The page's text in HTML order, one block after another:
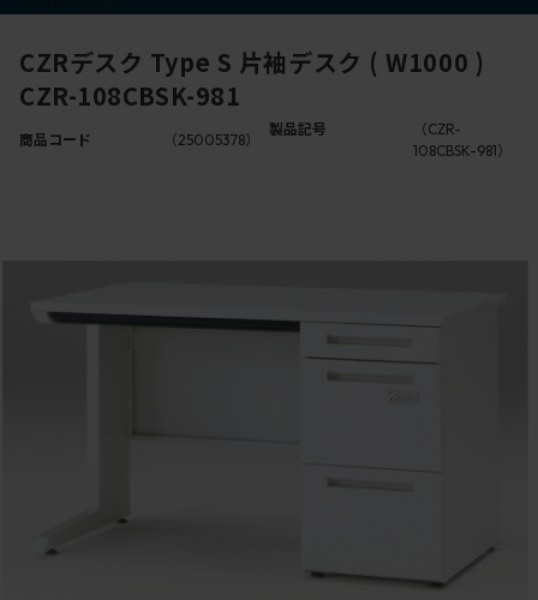
CZRデスク Type S 片袖デスク ( W1000 )
CZR-108CBSK-981
商品コード （25005378）
製品記号
（CZR-
108CBSK-981）